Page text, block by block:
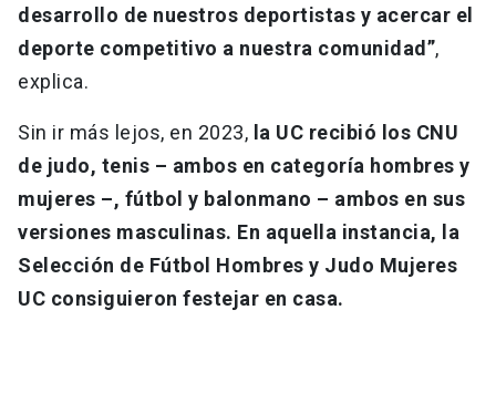
desarrollo de nuestros deportistas y acercar el
deporte competitivo a nuestra comunidad”,
explica.
Sin ir más lejos, en 2023, la UC recibió los CNU
de judo, tenis – ambos en categoría hombres y
mujeres –, fútbol y balonmano – ambos en sus
versiones masculinas. En aquella instancia, la
Selección de Fútbol Hombres y Judo Mujeres
UC consiguieron festejar en casa.